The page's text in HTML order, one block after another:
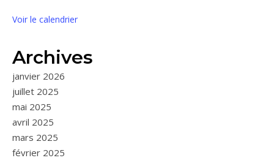
Voir le calendrier
Archives
janvier 2026
juillet 2025
mai 2025
avril 2025
mars 2025
février 2025